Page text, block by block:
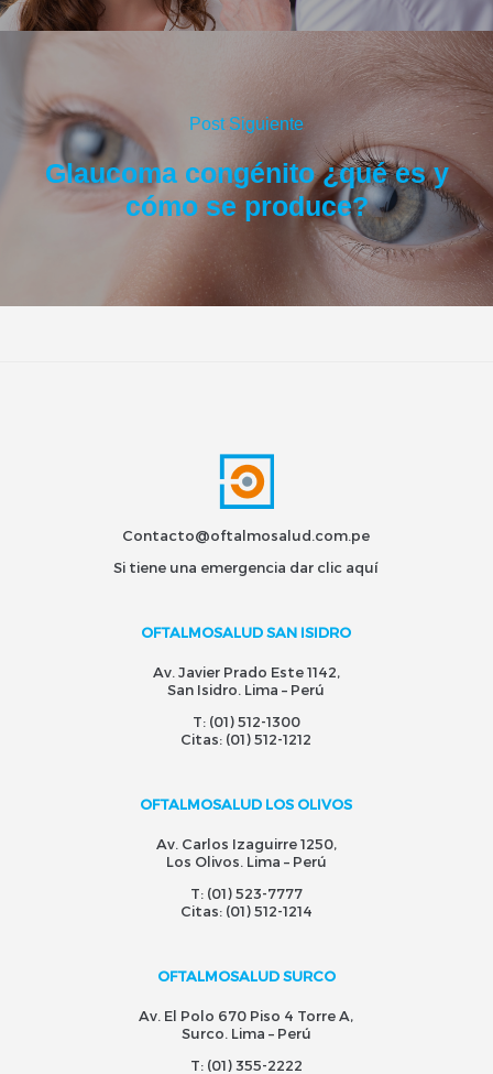
Post Siguiente
Glaucoma congénito ¿qué es y
cómo se produce?
Contacto@oftalmosalud.com.pe
Si tiene una emergencia dar clic aquí
OFTALMOSALUD SAN ISIDRO
Av. Javier Prado Este 1142,
San Isidro. Lima – Perú
T: (01) 512-1300
Citas: (01) 512-1212
OFTALMOSALUD LOS OLIVOS
Av. Carlos Izaguirre 1250,
Los Olivos. Lima – Perú
T: (01) 523-7777
Citas: (01) 512-1214
OFTALMOSALUD SURCO
Av. El Polo 670 Piso 4 Torre A,
Surco. Lima – Perú
T: (01) 355-2222